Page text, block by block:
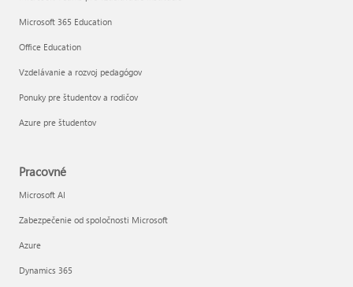
Microsoft 365 Education
Office Education
Vzdelávanie a rozvoj pedagógov
Ponuky pre študentov a rodičov
Azure pre študentov
Pracovné
Microsoft AI
Zabezpečenie od spoločnosti Microsoft
Azure
Dynamics 365